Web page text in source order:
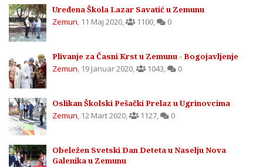
Uređena Škola Lazar Savatić u Zemunu
Zemun, 11 Maj 2020, 1100, 0
Plivanje za Časni Krst u Zemunu - Bogojavljenje
Zemun, 19 Januar 2020, 1043, 0
Oslikan Školski Pešački Prelaz u Ugrinovcima
Zemun, 12 Mart 2020, 1127, 0
Obeležen Svetski Dan Deteta u Naselju Nova
Galenika u Zemunu